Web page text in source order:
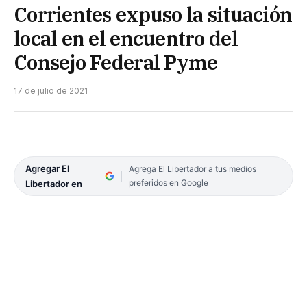
Corrientes expuso la situación
local en el encuentro del
Consejo Federal Pyme
17 de julio de 2021
Agregar El
Libertador en
Agrega El Libertador a tus medios
preferidos en Google